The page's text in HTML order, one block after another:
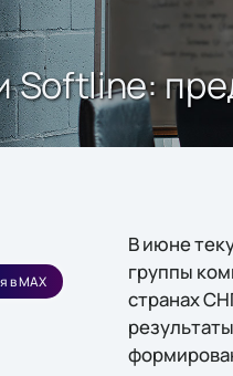
Softline:
в MAX
В июне
группы
странах